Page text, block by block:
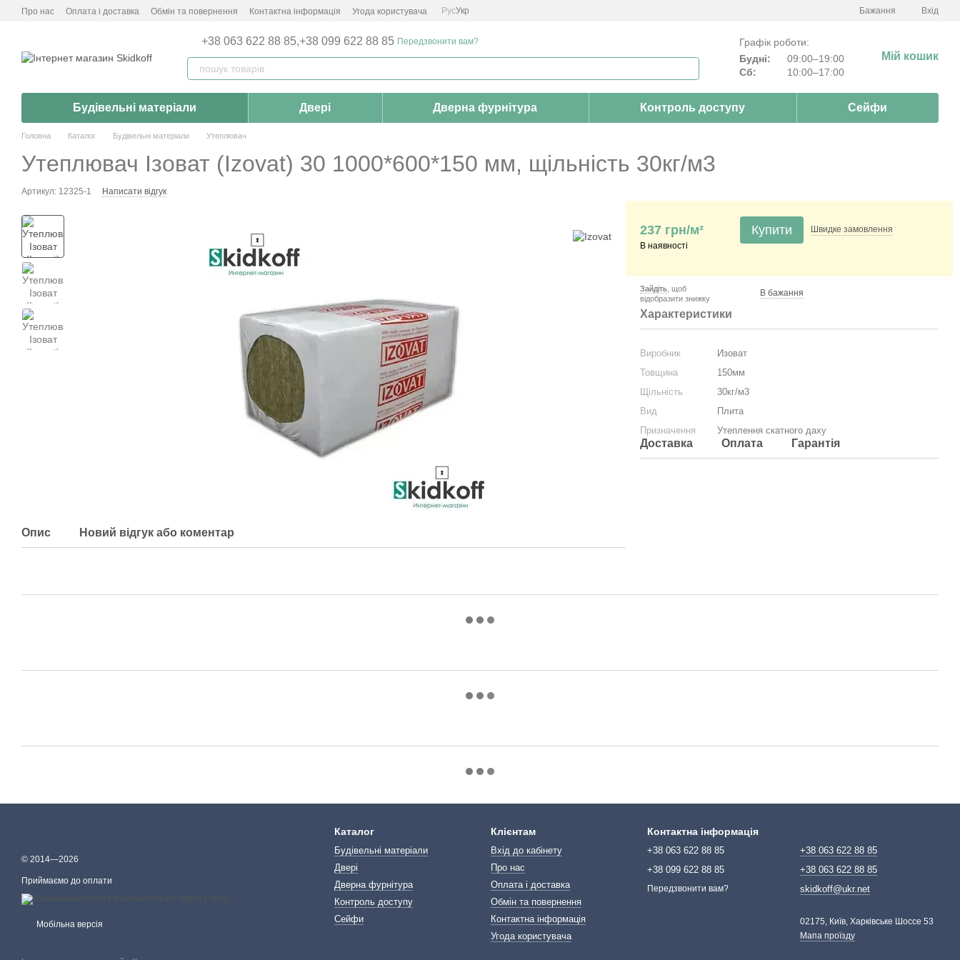
Перейти до основного контенту
Про нас Оплата і доставка Обмін та повернення Контактна інформація Угода користувача РусУкр Бажання Вхід
+38 063 622 88 85,+38 099 622 88 85 Передзвонити вам?
Графік роботи:
Будні:
09:00–19:00
Сб:
10:00–17:00
Мій кошик
Будівельні матеріали Двері Дверна фурнітура Контроль доступу Сейфи
Головна Каталог Будівельні матеріали Утеплювач
Утеплювач Ізоват (Izovat) 30 1000*600*150 мм, щільність 30кг/м3
Артикул: 12325-1 Написати відгук
Опис Новий відгук або коментар
237 грн/м²
В наявності
Купити Швидке замовлення
Зайдіть , щоб
відобразити знижку
В бажання
Характеристики
Виробник
Изоват
Товщина
150мм
Щільність
30кг/м3
Вид
Плита
Призначення
Утеплення скатного даху
Доставка Оплата Гарантія
© 2014—2026
Приймаємо до оплати
Мобільна версія
Каталог
Будівельні матеріали
Двері
Дверна фурнітура
Контроль доступу
Сейфи
Клієнтам
Вхід до кабінету
Про нас
Оплата і доставка
Обмін та повернення
Контактна інформація
Угода користувача
Контактна інформація
+38 063 622 88 85
+38 099 622 88 85
Передзвонити вам?
+38 063 622 88 85
+38 063 622 88 85
skidkoff@ukr.net
02175, Київ, Харківське Шоссе 53
Мапа проїзду